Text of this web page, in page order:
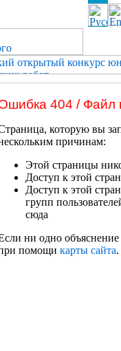
404 / Файл
которую вы
причинам:
Этой страницы
Доступ к этой
Доступ к этой
групп
сюда
ни одно объяснение
помощи карты сайта.